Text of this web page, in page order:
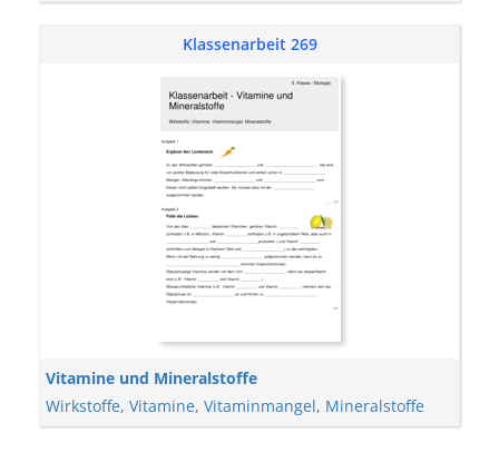
Klassenarbeit 269
Vitamine und Mineralstoffe
Wirkstoffe, Vitamine, Vitaminmangel, Mineralstoffe